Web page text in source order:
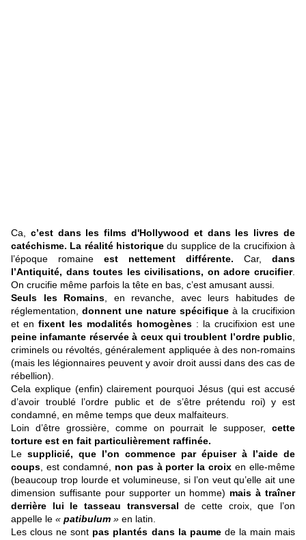
Ca, c’est dans les films d'Hollywood et dans les livres de
catéchisme. La réalité historique du supplice de la crucifixion à
l’époque romaine est nettement différente. Car, dans
l’Antiquité, dans toutes les civilisations, on adore crucifier.
On crucifie même parfois la tête en bas, c’est amusant aussi.
Seuls les Romains , en revanche, avec leurs habitudes de
réglementation, donnent une nature spécifique à la crucifixion
et en fixent les modalités homogènes : la crucifixion est une
peine infamante réservée à ceux qui troublent l’ordre public
criminels ou révoltés, généralement appliquée à des non-romains
(mais les légionnaires peuvent y avoir droit aussi dans des cas de
rébellion).
Cela explique (enfin) clairement pourquoi Jésus (qui est accusé
d’avoir troublé l’ordre public et de s’être prétendu roi) y est
condamné, en même temps que deux malfaiteurs.
Loin d’être grossière, comme on pourrait le supposer, cette
torture est en fait particulièrement raffinée.
Le supplicié, que l’on commence par épuiser à l’aide de
coups , est condamné, non pas à porter la croix en elle-même
(beaucoup trop lourde et volumineuse, si l’on veut qu’elle ait une
dimension suffisante pour supporter un homme) mais à traîner
derrière lui le tasseau transversal de cette croix, que l’on
appelle le « patibulum » en latin.
Les clous ne sont pas plantés dans la paumede la main mais